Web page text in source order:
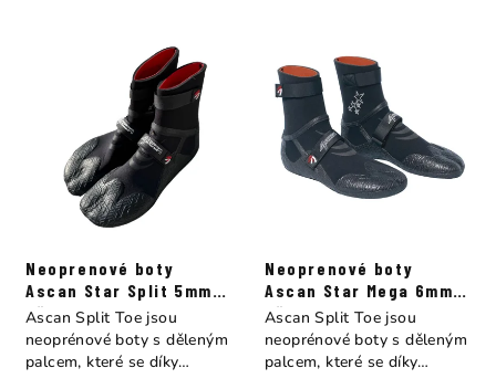
Neoprenové boty
Ascan Star Split 5mm s
děleným palcem
Ascan Split Toe jsou
neoprénové boty s děleným
palcem, které se díky
Neoprenové boty
Ascan Star Mega 6mm s
děleným palcem
Ascan Split Toe jsou
neoprénové boty s děleným
palcem, které se díky